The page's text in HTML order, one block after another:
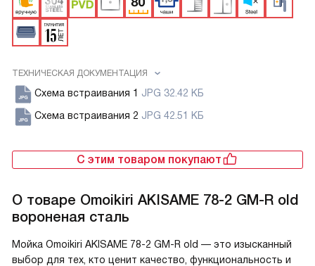
ТЕХНИЧЕСКАЯ ДОКУМЕНТАЦИЯ
Схема встраивания 1 JPG 32.42 КБ
Схема встраивания 2 JPG 42.51 КБ
С этим товаром покупают
О товаре Omoikiri AKISAME 78-2 GM-R old
вороненая сталь
Мойка Omoikiri AKISAME 78-2 GM-R old — это изысканный
выбор для тех, кто ценит качество, функциональность и